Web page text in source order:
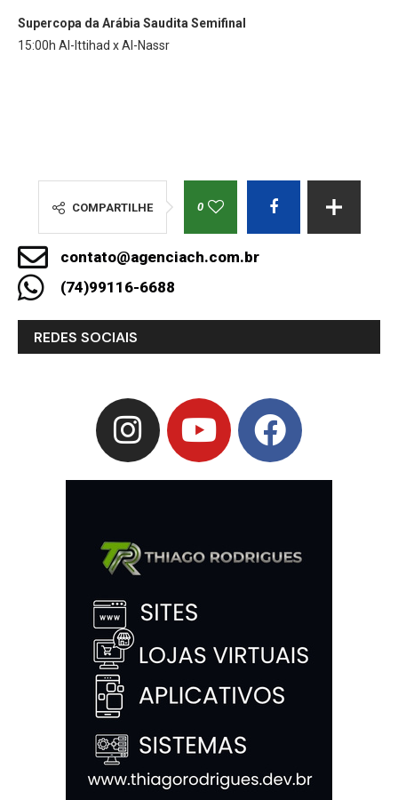
Supercopa da Arábia Saudita Semifinal
15:00h Al-Ittihad x Al-Nassr
COMPARTILHE 0
contato@agenciach.com.br
(74)99116-6688
REDES SOCIAIS